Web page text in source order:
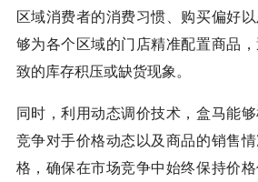
区域消费者的消费习惯、购买偏好
够为各个区域的门店精准配置商品
致的库存积压或缺货现象。
同时，利用动态调价技术，盒马能够
竞争对手价格动态以及商品的销售
格，确保在市场竞争中始终保持价